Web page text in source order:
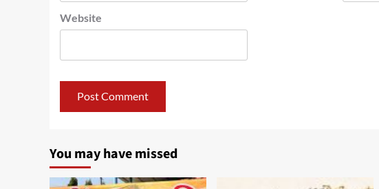
Website
You may have missed